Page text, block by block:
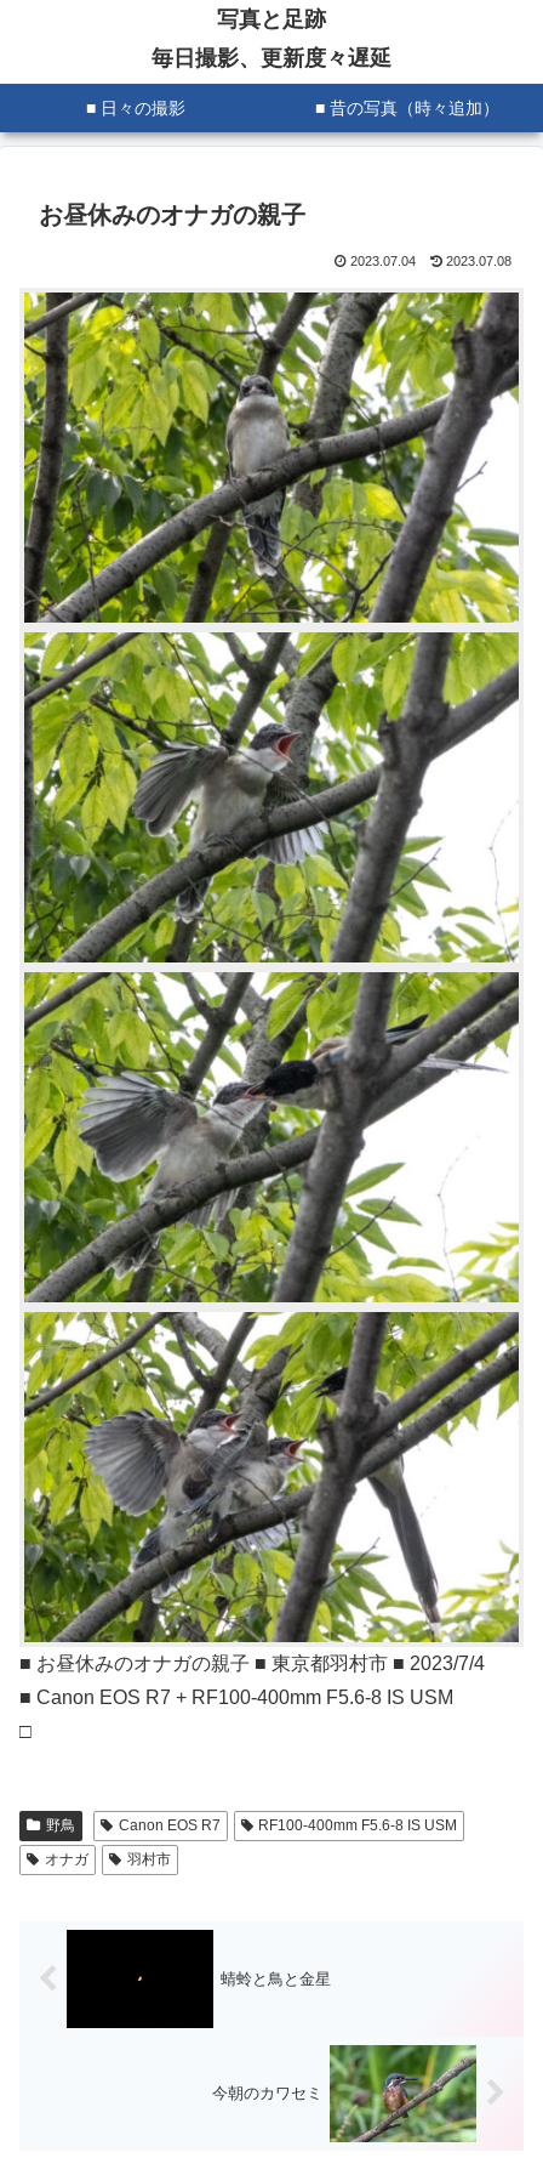
写真と足跡
毎日撮影、更新度々遅延
■ 日々の撮影 ■ 昔の写真（時々追加）
お昼休みのオナガの親子
2023.07.04 2023.07.08
■ お昼休みのオナガの親子 ■ 東京都羽村市 ■ 2023/7/4
■ Canon EOS R7 + RF100-400mm F5.6-8 IS USM
□
野鳥 Canon EOS R7
RF100-400mm F5.6-8 IS USM
オナガ
羽村市
蜻蛉と鳥と金星
今朝のカワセミ